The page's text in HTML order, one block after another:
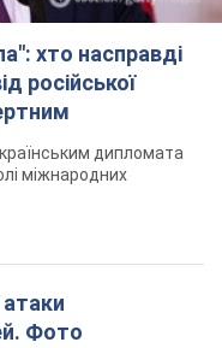
хто насправді
російської
дипломата
міжнародних
атаки
Фото